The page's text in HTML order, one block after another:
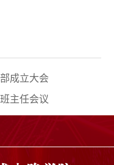
成立大会
主任会议